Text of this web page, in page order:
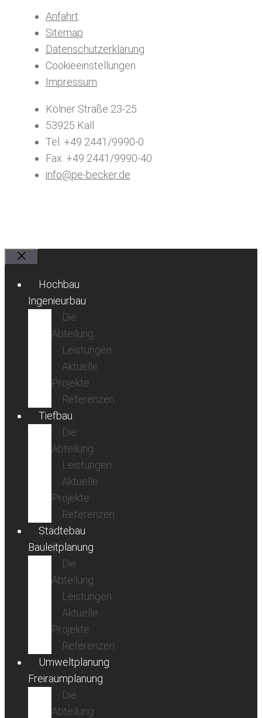
Anfahrt
Sitemap
Datenschutzerklärung
Cookieeinstellungen
Impressum
Kölner Straße 23-25
53925 Kall
Tel. +49 2441/9990-0
Fax. +49 2441/9990-40
info@pe-becker.de
Hochbau
Ingenieurbau
Die
Abteilung
Leistungen
Aktuelle
Projekte
Referenzen
Tiefbau
Die
Abteilung
Leistungen
Aktuelle
Projekte
Referenzen
Städtebau
Bauleitplanung
Die
Abteilung
Leistungen
Aktuelle
Projekte
Referenzen
Umweltplanung
Freiraumplanung
Die
Abteilung